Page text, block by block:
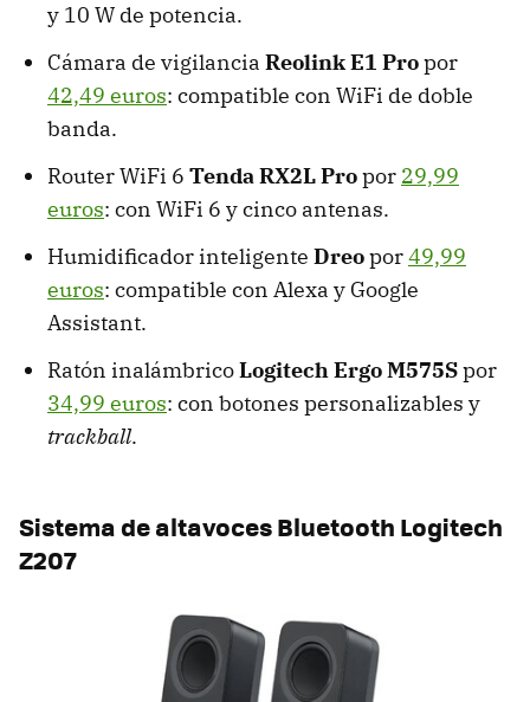
y 10 W de potencia.
Cámara de vigilancia Reolink E1 Propor
42,49 euros: compatible con WiFi de doble
banda.
Router WiFi 6 Tenda RX2L Propor 29,99
euros: con WiFi 6 y cinco antenas.
Humidificador inteligente Dreopor49,99
euros: compatible con Alexa y Google
Assistant.
Ratón inalámbricoLogitech Ergo M575Spor
34,99 euros: con botones personalizables y
trackball.
Sistema de altavoces Bluetooth Logitech
Z207